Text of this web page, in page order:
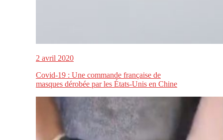
2 avril 2020
Covid-19 : Une commande française de
masques dérobée par les États-Unis en Chine